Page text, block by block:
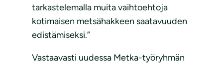
tarkastelemalla muita vaihtoehtoja
kotimaisen metsähakkeen saatavuuden
edistämiseksi.”
Vastaavasti uudessa Metka-työryhmän